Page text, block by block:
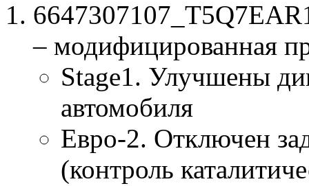
– модифицированная
Stage1. Улучшены
автомобиля
Евро-2. Отключен
(контроль